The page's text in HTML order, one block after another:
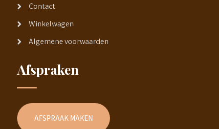
Contact
Winkelwagen
Algemene voorwaarden
Afspraken
AFSPRAAK MAKEN